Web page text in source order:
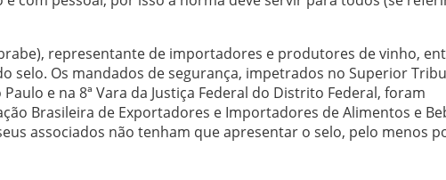
representante de importadores e produtores de vinho,
selo. Os mandados de segurança, impetrados no Superior
Paulo e na 8ª Vara da Justiça Federal do Distrito Federal, foram
Brasileira de Exportadores e Importadores de Alimentos e
associados não tenham que apresentar o selo, pelo menos